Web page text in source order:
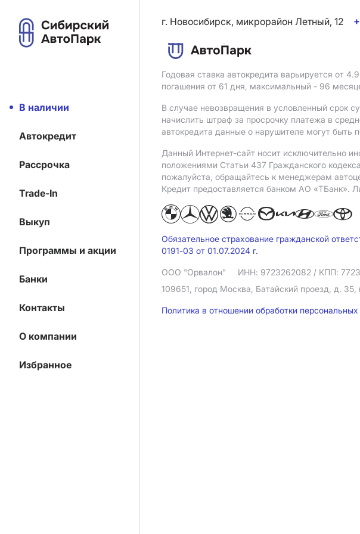
В наличии
Автокредит
Рассрочка
Trade-In
Выкуп
Программы и акции
Банки
Контакты
О компании
Избранное
г. Новосибирск, микрорайон Летный, 12
Годовая ставка автокредита варьируется от
погашения от 61 дня, максимальный - 96
В случае невозвращения в условленный срок
начислить штраф за просрочку платежа в
автокредита данные о нарушителе могут быть
Данный Интернет-сайт носит исключительно
положениями Статьи 437 Гражданского
пожалуйста, обращайтесь к менеджерам
Кредит предоставляется банком АO «ТБанк».
Обязательное страхование гражданской
0191-03 от 01.07.2024 г.
ООО "Орвалон" ИНН: 9723262082 / КПП:
109651, город Москва, Батайский проезд, д.
Политика в отношении обработки